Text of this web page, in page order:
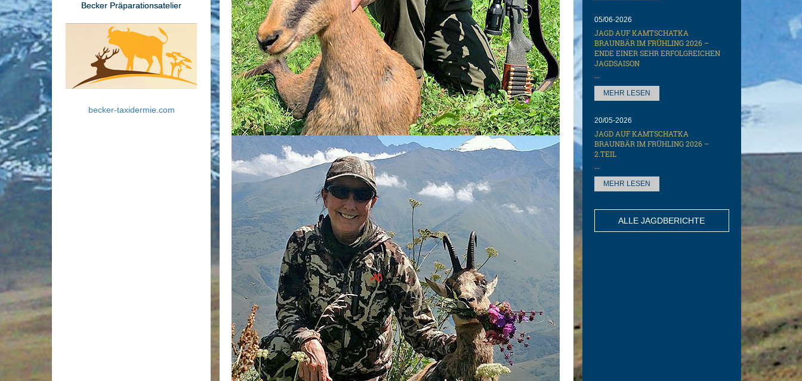
Becker Präparationsatelier
becker-taxidermie.com
05/06-2026
JAGD AUF KAMTSCHATKA
BRAUNBÄR IM FRÜHLING 2026 –
ENDE EINER SEHR ERFOLGREICHEN
JAGDSAISON
MEHR LESEN
20/05-2026
JAGD AUF KAMTSCHATKA
BRAUNBÄR IM FRÜHLING 2026 –
2.TEIL
MEHR LESEN
ALLE JAGDBERICHTE